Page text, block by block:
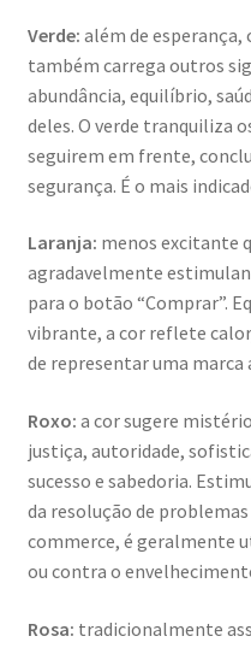
Verde: além de esperança,
também carrega outros
abundância, equilíbrio,
deles. O verde tranquiliza
seguirem em frente,
segurança. É o mais
Laranja: menos excitante
agradavelmente
para o botão “Comprar”.
vibrante, a cor reflete
de representar uma
Roxo: a cor sugere
justiça, autoridade,
sucesso e sabedoria.
da resolução de
commerce, é geralmente
ou contra o
Rosa: tradicionalmente